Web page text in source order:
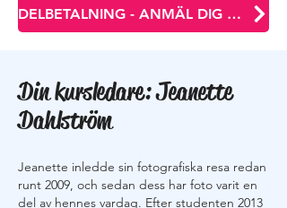
DELBETALNING - ANMÄL DIG HÄR
Din kursledare: Jeanette
Dahlström
Jeanette inledde sin fotografiska resa redan
runt 2009, och sedan dess har foto varit en
del av hennes vardag. Efter studenten 2013